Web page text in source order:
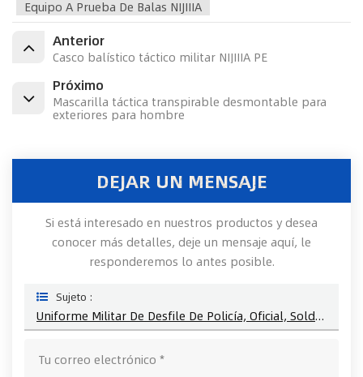
Equipo A Prueba De Balas NIJIIIA
Anterior
Casco balístico táctico militar NIJIIIA PE
Próximo
Mascarilla táctica transpirable desmontable para
exteriores para hombre
DEJAR UN MENSAJE
Si está interesado en nuestros productos y desea
conocer más detalles, deje un mensaje aquí, le
responderemos lo antes posible.
Sujeto :
Uniforme Militar De Desfile De Policía, Oficial, Soldado, De Malawi, África, Vestido Táctico, Estampado De Hombro, Insignia, Charretera Bordada, Charretera De Rango